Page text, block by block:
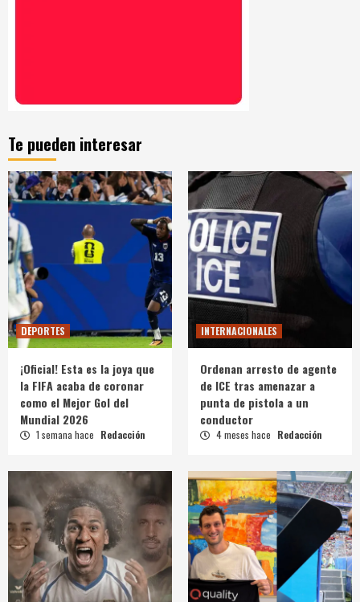
Te pueden interesar
DEPORTES
¡Oficial! Esta es la joya que
la FIFA acaba de coronar
como el Mejor Gol del
Mundial 2026
1 semana hace Redacción
INTERNACIONALES
Ordenan arresto de agente
de ICE tras amenazar a
punta de pistola a un
conductor
4 meses hace Redacción